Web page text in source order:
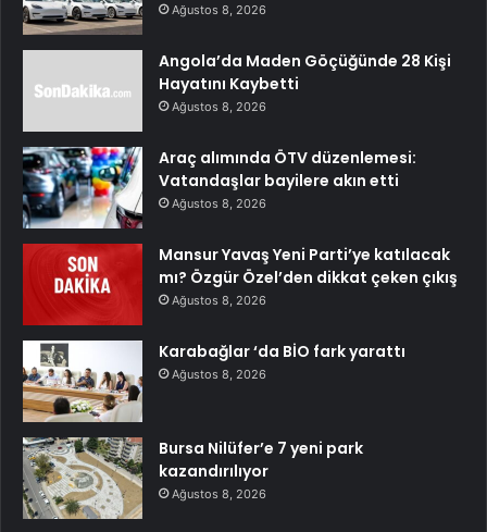
Ağustos 8, 2026
Angola’da Maden Göçüğünde 28 Kişi
Hayatını Kaybetti
Ağustos 8, 2026
Araç alımında ÖTV düzenlemesi:
Vatandaşlar bayilere akın etti
Ağustos 8, 2026
Mansur Yavaş Yeni Parti’ye katılacak
mı? Özgür Özel’den dikkat çeken çıkış
Ağustos 8, 2026
Karabağlar ‘da BİO fark yarattı
Ağustos 8, 2026
Bursa Nilüfer’e 7 yeni park
kazandırılıyor
Ağustos 8, 2026